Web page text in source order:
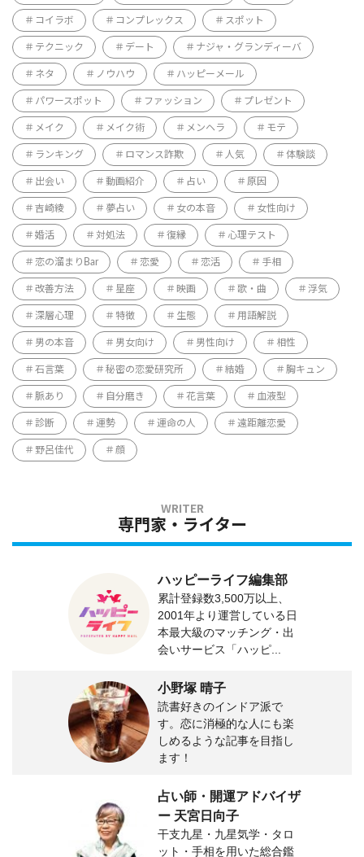
コイラボ コンプレックス スポット
テクニック デート ナジャ・グランディーバ
ネタ ノウハウ ハッピーメール
パワースポット ファッション プレゼント
メイク メイク術 メンヘラ モテ
ランキング ロマンス詐欺 人気 体験談
出会い 動画紹介 占い 原因
吉崎綾 夢占い 女の本音 女性向け
婚活 対処法 復縁 心理テスト
恋の溜まりBar 恋愛 恋活 手相
改善方法 星座 映画 歌・曲 浮気
深層心理 特徴 生態 用語解説
男の本音 男女向け 男性向け 相性
石言葉 秘密の恋愛研究所 結婚 胸キュン
脈あり 自分磨き 花言葉 血液型
診断 運勢 運命の人 遠距離恋愛
野呂佳代 顔
専門家・ライター
ハッピーライフ編集部
累計登録数3,500万以上、
2001年より運営している日
本最大級のマッチング・出
会いサービス「ハッピ...
小野塚 晴子
読書好きのインドア派で
す。恋に消極的な人にも楽
しめるような記事を目指し
ます！
占い師・開運アドバイザ
ー 天宮日向子
干支九星・九星気学・タロ
ット・手相を用いた総合鑑